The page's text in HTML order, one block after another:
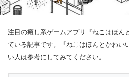
注目の癒し系ゲームアプリ『ねこはほん
ている記事です。『ねこはほんとかわい
い人は参考にしてみてください。